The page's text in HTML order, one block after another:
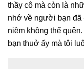
thầy cô mà còn là
nhớ về người bạn đã
niệm không thể
bạn thuở ấy mà tôi